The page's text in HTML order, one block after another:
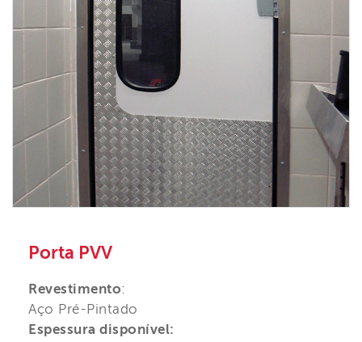
Porta PVV
Revestimento:
Aço Pré-Pintado
Espessura disponível: